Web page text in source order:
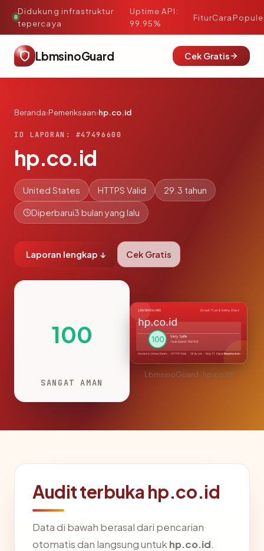
Didukung infrastruktur
tepercaya
·
Uptime API:
99.95%
FiturCara
LbmsinoGuard Cek Gratis
Beranda›Pemeriksaan›hp.co.id
ID LAPORAN: #47496600
hp.co.id
United States HTTPS Valid 29.3 tahun
Diperbarui3 bulan yang lalu
Laporan lengkap ↓ Cek Gratis
100
SANGAT AMAN
LbmsinoGuard · hp.co.id
Audit terbuka hp.co.id
Data di bawah berasal dari pencarian
otomatis dan langsung untuk hp.co.id.